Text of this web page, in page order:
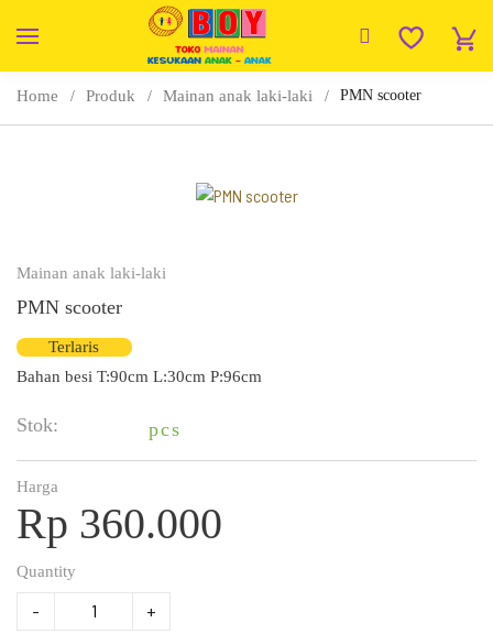
Home Produk Mainan anak laki-laki PMN scooter
Mainan anak laki-laki
PMN scooter
Terlaris
Bahan besi T:90cm L:30cm P:96cm
Stok: pcs
Harga
Rp 360.000
Quantity
- +